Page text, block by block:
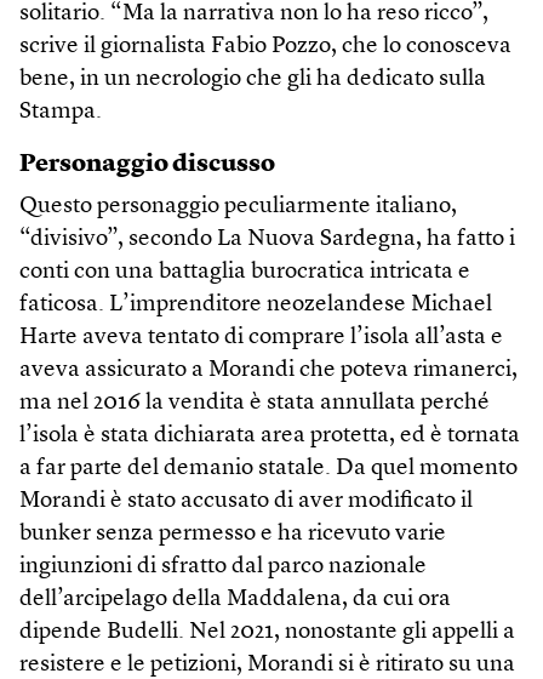
solitario. “Ma la narrativa non lo ha reso ricco”,
scrive il giornalista Fabio Pozzo, che lo conosceva
bene, in un necrologio che gli ha dedicato sulla
Stampa.
Personaggio discusso
Questo personaggio peculiarmente italiano,
“divisivo”, secondo La Nuova Sardegna, ha fatto i
conti con una battaglia burocratica intricata e
faticosa. L’imprenditore neozelandese Michael
Harte aveva tentato di comprare l’isola all’asta e
aveva assicurato a Morandi che poteva rimanerci,
ma nel 2016 la vendita è stata annullata perché
l’isola è stata dichiarata area protetta, ed è tornata
a far parte del demanio statale. Da quel momento
Morandi è stato accusato di aver modificato il
bunker senza permesso e ha ricevuto varie
ingiunzioni di sfratto dal parco nazionale
dell’arcipelago della Maddalena, da cui ora
dipende Budelli. Nel 2021, nonostante gli appelli a
resistere e le petizioni, Morandi si è ritirato su una